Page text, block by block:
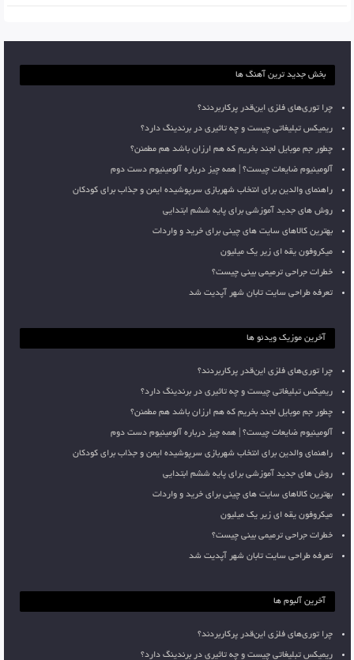
بخش جدید ترین آهنگ ها
چرا توری‌های فلزی این‌قدر پرکاربردند؟
ریمیکس تبلیغاتی چیست و چه تاثیری در برندینگ دارد؟
چطور جم موبایل لجند بخریم که هم ارزان باشد هم مطمئن؟
آلومینیوم ضایعات چیست؟ | همه چیز درباره آلومینیوم دست دوم
راهنمای والدین برای انتخاب شهربازی سرپوشیده ایمن و جذاب برای کودکان
روش های جدید آموزشی برای پایه ششم ابتدایی
بهترین کالاهای سایت های چینی برای خرید و واردات
میکروفون یقه ای زیر یک میلیون
خطرات جراحی ترمیمی بینی چیست؟
تعرفه طراحی سایت تابان شهر آپدیت شد
آخرین موزیک ویدئو ها
چرا توری‌های فلزی این‌قدر پرکاربردند؟
ریمیکس تبلیغاتی چیست و چه تاثیری در برندینگ دارد؟
چطور جم موبایل لجند بخریم که هم ارزان باشد هم مطمئن؟
آلومینیوم ضایعات چیست؟ | همه چیز درباره آلومینیوم دست دوم
راهنمای والدین برای انتخاب شهربازی سرپوشیده ایمن و جذاب برای کودکان
روش های جدید آموزشی برای پایه ششم ابتدایی
بهترین کالاهای سایت های چینی برای خرید و واردات
میکروفون یقه ای زیر یک میلیون
خطرات جراحی ترمیمی بینی چیست؟
تعرفه طراحی سایت تابان شهر آپدیت شد
آخرین آلبوم ها
چرا توری‌های فلزی این‌قدر پرکاربردند؟
ریمیکس تبلیغاتی چیست و چه تاثیری در برندینگ دارد؟